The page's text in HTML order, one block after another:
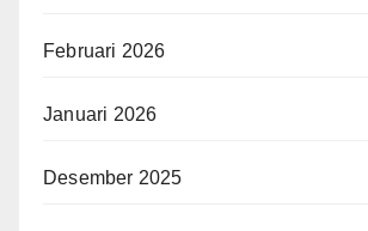
Februari 2026
Januari 2026
Desember 2025